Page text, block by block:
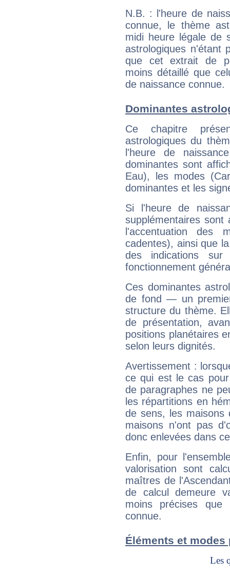
N.B. : l'heure de
connue, le thème
midi heure légale de
astrologiques n'étant
que cet extrait de
moins détaillé que
de naissance connue.
Dominantes
Ce chapitre
astrologiques du
l'heure de
dominantes sont
Eau), les modes
dominantes et les
Si l'heure de
supplémentaires sont
l'accentuation des
cadentes), ainsi que
des indications sur
fonctionnement
Ces dominantes
de fond — un
structure du thème.
de présentation,
positions planétaires
selon leurs dignités.
Avertissement :
ce qui est le cas
de paragraphes ne
les répartitions en
de sens, les maisons
maisons n'ont pas
donc enlevées dans
Enfin, pour
valorisation sont
maîtres de
de calcul demeure
moins précises que
connue.
Éléments et modes